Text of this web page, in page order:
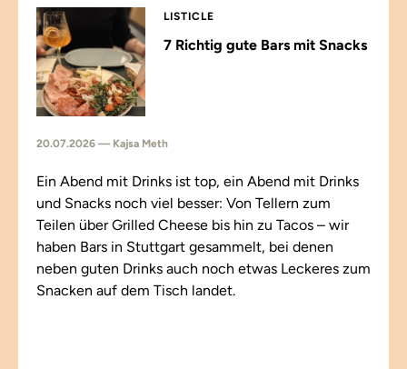
LISTICLE
7 Richtig gute Bars mit Snacks
20.07.2026 — Kajsa Meth
Ein Abend mit Drinks ist top, ein Abend mit Drinks
und Snacks noch viel besser: Von Tellern zum
Teilen über Grilled Cheese bis hin zu Tacos – wir
haben Bars in Stuttgart gesammelt, bei denen
neben guten Drinks auch noch etwas Leckeres zum
Snacken auf dem Tisch landet.